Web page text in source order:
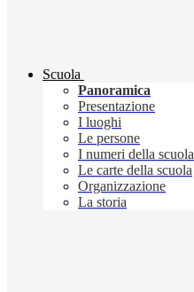
Scuola
Panoramica
Presentazione
I luoghi
Le persone
I numeri della scuola
Le carte della scuola
Organizzazione
La storia